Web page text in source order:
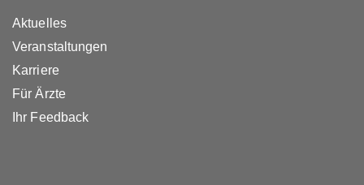
Aktuelles
Veranstaltungen
Karriere
Für Ärzte
Ihr Feedback